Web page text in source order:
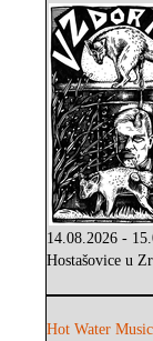
14.08.2026 -
Hostašovice u
Hot Water